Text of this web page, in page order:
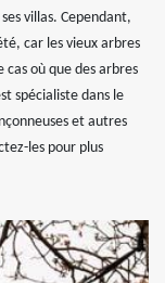
villas. Cependant,
car les vieux arbres
cas où que des arbres
spécialiste dans le
et autres
les pour plus